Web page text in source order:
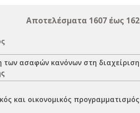
Αποτελέσματα 1607 έως
των ασαφών κανόνων στη
και οικονομικός